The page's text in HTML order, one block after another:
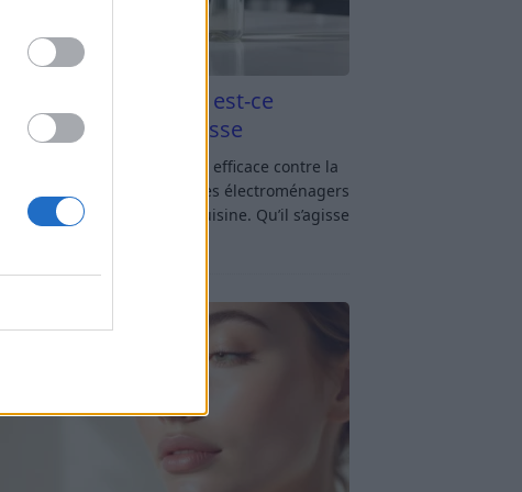
Vinaigre blanc et four est-ce
efficace contre la graisse
Vinaigre blanc et four : est-ce efficace contre la
graisse ? Le four fait partie des électroménagers
les plus sollicités dans une cuisine. Qu’il s’agisse